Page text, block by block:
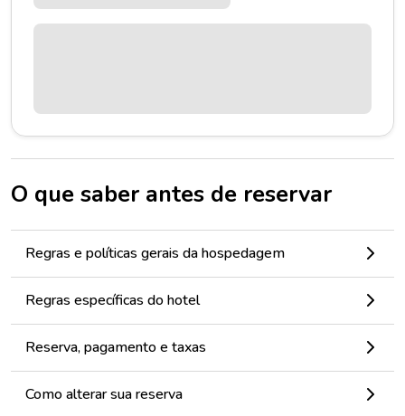
O que saber antes de reservar
Regras e políticas gerais da hospedagem
Regras específicas do hotel
Reserva, pagamento e taxas
Como alterar sua reserva